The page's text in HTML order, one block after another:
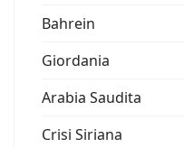
Bahrein
Giordania
Arabia Saudita
Crisi Siriana